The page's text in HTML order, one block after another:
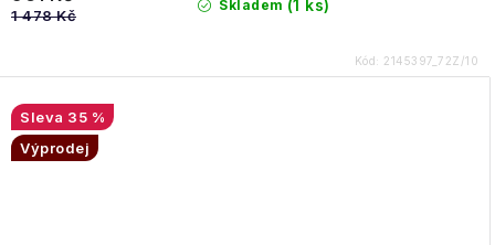
Skladem (1 ks)
1 478 Kč
Kód: 2145397_72Z/10
35 %
Výprodej